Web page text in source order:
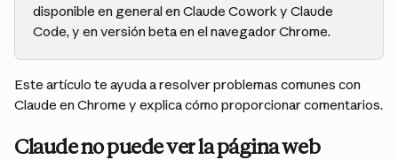
disponible en general en Claude Cowork y Claude
Code, y en versión beta en el navegador Chrome.
Este artículo te ayuda a resolver problemas comunes con
Claude en Chrome y explica cómo proporcionar comentarios.
Claude no puede ver la página web